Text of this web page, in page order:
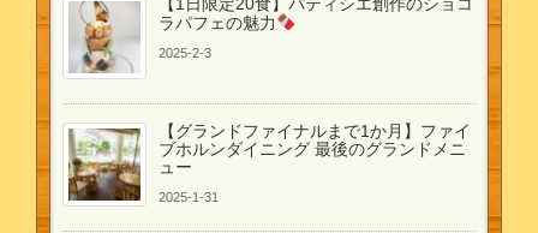
ラパフェの魅力
2025-2-3
【グランドファイナルまで1か月】ファイ
ブホルンダイニング 最後のグランドメニ
ュー
2025-1-31